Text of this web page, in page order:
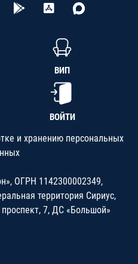
ВИП
ВОЙТИ
и хранению персональных
ОГРН 1142300002349,
территория Сириус,
7, ДС «Большой»